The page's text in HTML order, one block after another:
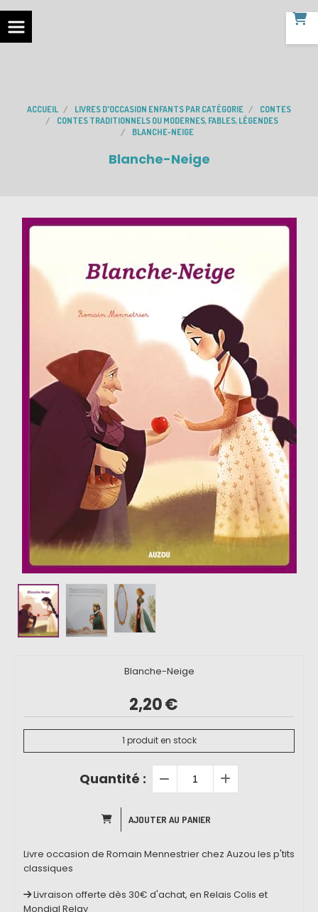
ACCUEIL LIVRES D'OCCASION ENFANTS PAR CATÉGORIE
CONTES
CONTES TRADITIONNELS OU MODERNES, FABLES, LÉGENDES
BLANCHE-NEIGE
Blanche-Neige
Blanche-Neige
2,20€
1 produit en stock
Quantité :
AJOUTER AU PANIER
Livre occasion de Romain Mennestrier chez Auzou les p'tits
classiques
Livraison offerte dès 30€ d'achat, en Relais Colis et
Mondial Relay